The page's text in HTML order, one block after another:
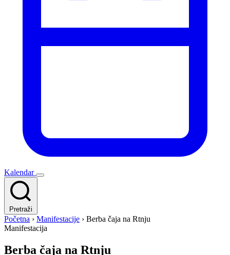
Kalendar
Pretraži
Početna › Manifestacije › Berba čaja na Rtnju
Manifestacija
Berba čaja na Rtnju